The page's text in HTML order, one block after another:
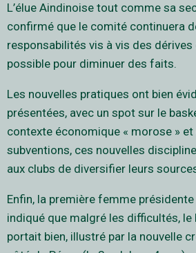
L’élue Aindinoise tout comme sa
confirmé que le comité continuera
responsabilités vis à vis des
possible pour diminuer des faits.
Les nouvelles pratiques ont bien
présentées, avec un spot sur le
contexte économique « morose »
subventions, ces nouvelles
aux clubs de diversifier leurs
Enfin, la première femme présidente
indiqué que malgré les difficultés, le
portait bien, illustré par la nouvelle